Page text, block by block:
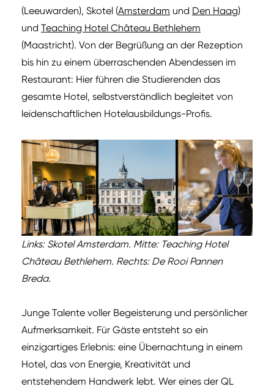
(Leeuwarden), Skotel (Amsterdam und Den Haag)
und Teaching Hotel Château Bethlehem
(Maastricht). Von der Begrüßung an der Rezeption
bis hin zu einem überraschenden Abendessen im
Restaurant: Hier führen die Studierenden das
gesamte Hotel, selbstverständlich begleitet von
leidenschaftlichen Hotelausbildungs-Profis.
Links: Skotel Amsterdam. Mitte: Teaching Hotel
Château Bethlehem. Rechts: De Rooi Pannen
Breda.
Junge Talente voller Begeisterung und persönlicher
Aufmerksamkeit. Für Gäste entsteht so ein
einzigartiges Erlebnis: eine Übernachtung in einem
Hotel, das von Energie, Kreativität und
entstehendem Handwerk lebt. Wer eines der QL